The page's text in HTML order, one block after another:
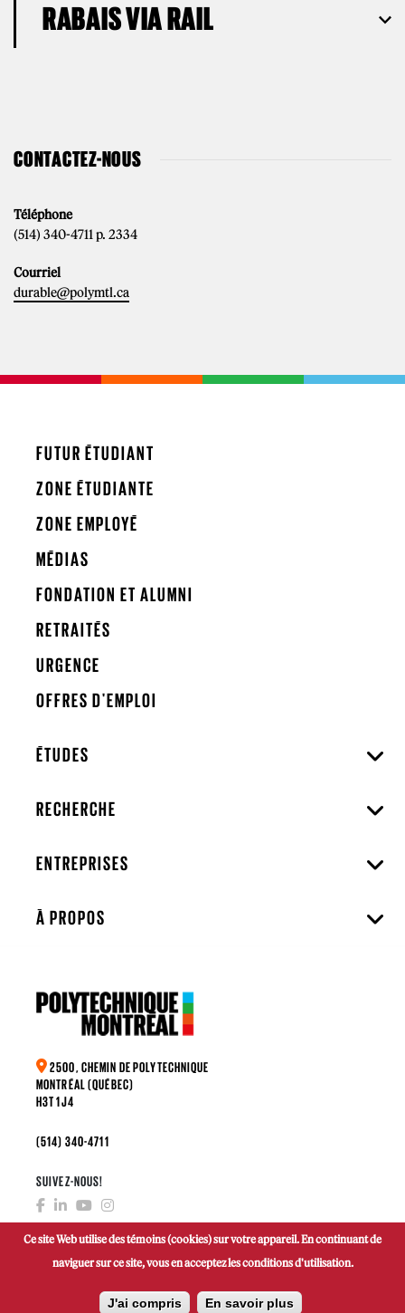
RABAIS VIA RAIL
CONTACTEZ-NOUS
Téléphone
(514) 340-4711 p. 2334
Courriel
durable@polymtl.ca
FUTUR ÉTUDIANT
ZONE ÉTUDIANTE
ZONE EMPLOYÉ
MÉDIAS
FONDATION ET ALUMNI
RETRAITÉS
URGENCE
OFFRES D'EMPLOI
ÉTUDES
RECHERCHE
ENTREPRISES
À PROPOS
2500, CHEMIN DE POLYTECHNIQUE
MONTRÉAL (QUÉBEC)
H3T 1J4
(514) 340-4711
SUIVEZ-NOUS!
FAIRE UN DON
Ce site Web utilise des témoins (cookies) sur votre appareil. En continuant de
naviguer sur ce site, vous en acceptez les conditions d'utilisation.
J'ai compris En savoir plus